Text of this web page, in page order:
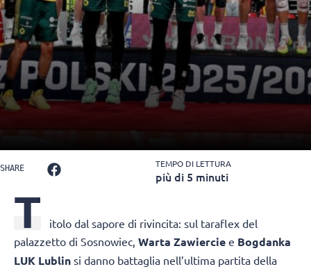
SHARE TEMPO DI LETTURA
più di 5 minuti
T
itolo dal sapore di rivincita: sul taraflex del
palazzetto di Sosnowiec, Warta Zawiercie e Bogdanka
LUK Lublin si danno battaglia nell’ultima partita della